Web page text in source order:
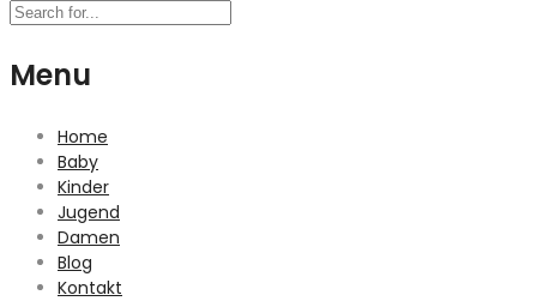
Menu
Home
Baby
Kinder
Jugend
Damen
Blog
Kontakt